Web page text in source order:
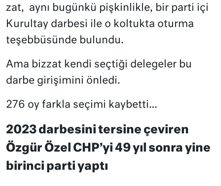
zat, aynı bugünkü pişkinlikle, bir parti içi
Kurultay darbesi ile o koltukta oturma
teşebbüsünde bulundu.
Ama bizzat kendi seçtiği delegeler bu
darbe girişimini önledi.
276 oy farkla seçimi kaybetti…
2023 darbesini tersine çeviren
Özgür Özel CHP’yi 49 yıl sonra yine
birinci parti yaptı